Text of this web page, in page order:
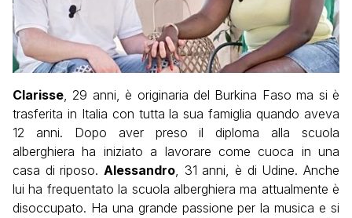
Clarisse, 29 anni, è originaria del Burkina Faso ma si è
trasferita in Italia con tutta la sua famiglia quando aveva
12 anni. Dopo aver preso il diploma alla scuola
alberghiera ha iniziato a lavorare come cuoca in una
casa di riposo. Alessandro, 31 anni, è di Udine. Anche
lui ha frequentato la scuola alberghiera ma attualmente è
disoccupato. Ha una grande passione per la musica e si